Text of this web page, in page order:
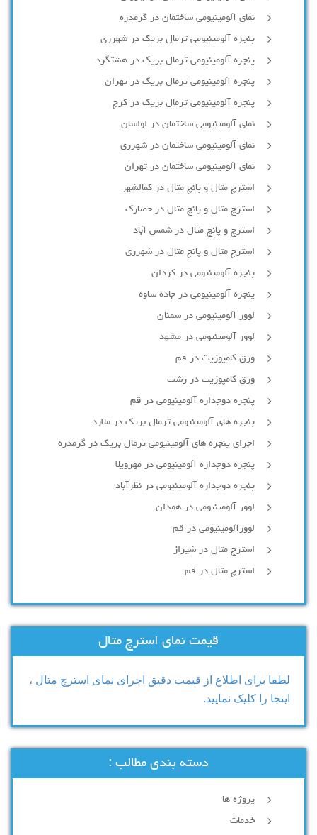
نمای آلومینیومی ساختمان در گرمدره
پنجره آلومینیومی ترمال بریک در شهرری
پنجره آلومینیومی ترمال بریک در هشتگرد
پنجره آلومینیومی ترمال بریک در تهران
پنجره آلومینیومی ترمال بریک در کرج
نمای آلومینیومی ساختمان در لواسان
نمای آلومینیومی ساختمان در شهرری
نمای آلومینیومی ساختمان در تهران
استرچ متال و پانچ متال در کمالشهر
استرچ متال و پانچ متال در حصارك
استرچ و پانچ متال در شمس آباد
استرچ متال و پانچ متال در شهرری
پنجره آلومینیومی در کردان
پنجره آلومینیومی در جاده ساوه
لوور آلومینیومی در سمنان
لوور آلومینیومی در مشهد
ورق کامپوزیت در قم
ورق کامپوزیت در رشت
پنجره دوجداره آلومينيومی در قم
پنجره های آلومینیومی ترمال بریک در ملارد
اجرای پنجره های آلومینیومی ترمال بریک در گرمدره
پنجره دوجداره آلومینیومی در مهرویلا
پنجره دوجداره آلومینیومی در نظرآباد
لوور آلومینیومی در همدان
لوورآلومینیومی در قم
استرچ متال در شیراز
استرچ متال در قم
قیمت نمای استرچ متال
لطفا برای اطلاع از قیمت دقیق اجرای نمای استرچ متال ،
اینجا را کلیک نمایید.
دسته بندی مطالب :
پروژه ها
خدمات